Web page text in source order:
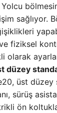
sağlıyor.
fiziksel
olarak
düzey
üst düzey
sürüş
ön